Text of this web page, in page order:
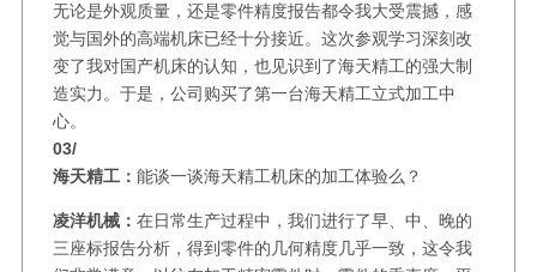
无论是外观质量，还是零件精度报告都令我大受震撼，感
觉与国外的高端机床已经十分接近。这次参观学习深刻改
变了我对国产机床的认知，也见识到了海天精工的强大制
造实力。于是，公司购买了第一台海天精工立式加工中
心。
03/
海天精工： 能谈一谈海天精工机床的加工体验么？
凌洋机械： 在日常生产过程中，我们进行了早、中、晚的
三座标报告分析，得到零件的几何精度几乎一致，这令我